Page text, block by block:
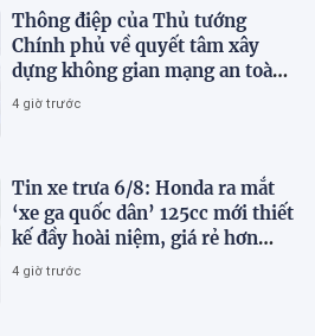
Thông điệp của Thủ tướng
Chính phủ về quyết tâm xây
dựng không gian mạng an toàn,
tin cậy và nhân văn
4 giờ trước
Tin xe trưa 6/8: Honda ra mắt
‘xe ga quốc dân’ 125cc mới thiết
kế đầy hoài niệm, giá rẻ hơn
Vision và SH Mode
4 giờ trước